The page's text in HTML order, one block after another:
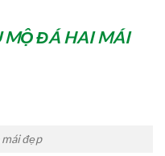
MỘ ĐÁ HAI MÁI
đẹp